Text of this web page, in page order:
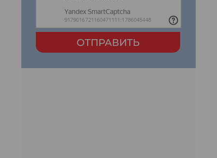
ОТПРАВИТЬ